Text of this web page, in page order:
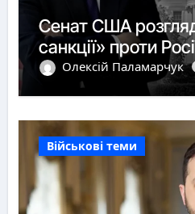
Сенат США
санкції» проти
Олексій Паламарчук
Військові теми